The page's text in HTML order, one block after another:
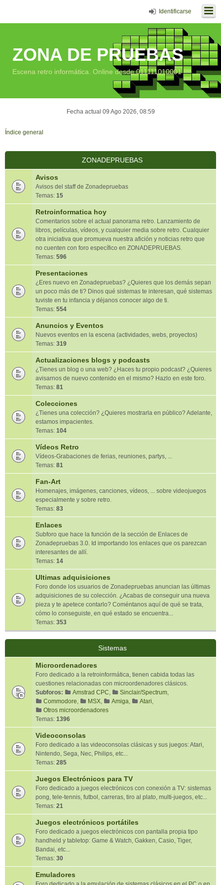
Identificarse
ZONA DE PRUEBAS
Escena retro informática. Online desde 011111010001
Fecha actual 09 Ago 2026, 08:59
Índice general
ZONADEPRUEBAS
Avisos
Avisos del staff de Zonadepruebas
Temas: 15
Retroinformatica hoy
Comentarios sobre el actual panorama retro. Lanzamiento de
libros, películas, vídeos, y cualquier media sobre retro. Cualquier
otra iniciativa que promueva nuestra afición y noticias retro que
no cuenten con foro específico en ZONADEPRUEBAS.
Temas: 596
Presentaciones
¿Eres nuevo en Zonadepruebas? ¿Quieres que los demás sepan
un poco más de ti? Dinos qué sistemas te interesan, qué sistemas
tuviste en tu infancia y déjanos conocer algo de ti.
Temas: 554
Anuncios y Eventos
Nuevos eventos en la escena (actividades, webs, proyectos)
Temas: 319
Actualizaciones blogs y podcasts
¿Tienes un blog o una web? ¿Haces tu propio podcast? ¿Quieres
avisarnos de nuevo contenido en el mismo? Hazlo en este foro.
Temas: 81
Colecciones
¿Tienes una colección? ¿Quieres mostrarla en público? Adelante,
estamos impacientes.
Temas: 104
Vídeos Retro
Vídeos-Grabaciones de ferias, reuniones, partys, ...
Temas: 81
Fan-Art
Homenajes, imágenes, canciones, vídeos, ... sobre videojuegos
especialmente y sobre retro.
Temas: 83
Enlaces
Subforo que hace la función de la sección de Enlaces de
Zonadepruebas 3.0. Id importando los enlaces que os parezcan
interesantes de allí.
Temas: 14
Ultimas adquisiciones
Foro donde los usuarios de Zonadepruebas anuncian las últimas
adquisiciones de su colección. ¿Acabas de conseguir una nueva
pieza y te apetece contarlo? Coméntanos aquí de qué se trata,
cómo lo conseguiste, en qué estado se encuentra...
Temas: 353
Sistemas
Microordenadores
Foro dedicado a la retroinformática, tienen cabida todas las
cuestiones relacionadas con microordenadores clásicos.
Subforos:
Amstrad CPC, Sinclair/Spectrum,
Commodore, MSX, Amiga, Atari,
Otros microordenadores
Temas: 1396
Videoconsolas
Foro dedicado a las videoconsolas clásicas y sus juegos: Atari,
Nintendo, Sega, Nec, Philips, etc...
Temas: 285
Juegos Electrónicos para TV
Foro dedicado a juegos electrónicos con conexión a TV: sistemas
pong, tele-tennis, futbol, carreras, tiro al plato, multi-juegos, etc...
Temas: 21
Juegos electrónicos portátiles
Foro dedicado a juegos electrónicos con pantalla propia tipo
handheld y tabletop: Game & Watch, Gakken, Casio, Tiger,
Bandai, etc...
Temas: 30
Emuladores